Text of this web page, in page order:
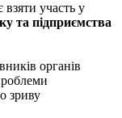
участь у
та підприємства
органів
зриву